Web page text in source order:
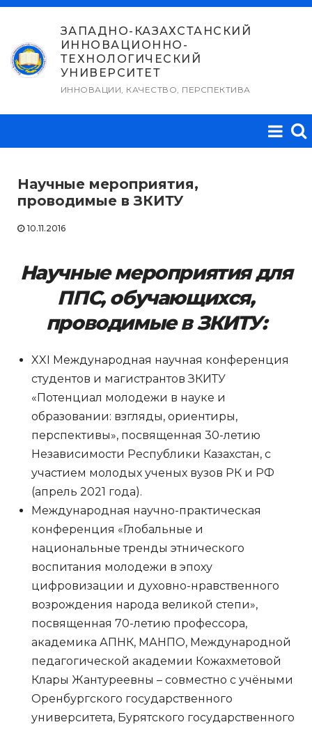
Перейти
содержимому
ЗАПАДНО-КАЗАХСТАНСКИЙ
ИННОВАЦИОННО-
ТЕХНОЛОГИЧЕСКИЙ
УНИВЕРСИТЕТ
ИННОВАЦИИ, КАЧЕСТВО, ПЕРСПЕКТИВА
Научные мероприятия,
проводимые в ЗКИТУ
10.11.2016
Научные мероприятия для
ППС, обучающихся,
проводимые в ЗКИТУ:
XXI Международная научная конференция
студентов и магистрантов ЗКИТУ
«Потенциал молодежи в науке и
образовании: взгляды, ориентиры,
перспективы», посвященная 30-летию
Независимости Республики Казахстан, с
участием молодых ученых вузов РК и РФ
(апрель 2021 года).
Международная научно-практическая
конференция «Глобальные и
национальные тренды этнического
воспитания молодежи в эпоху
цифровизации и духовно-нравственного
возрождения народа великой степи»,
посвященная 70-летию профессора,
академика АПНК, МАНПО, Международной
педагогической академии Кожахметовой
Клары Жантуреевны – совместно с учёными
Оренбургского государственного
университета, Бурятского государственного